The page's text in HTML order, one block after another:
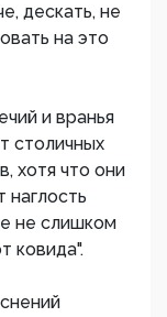
дескать, не
на это
и вранья
столичных
хотя что они
наглость
не слишком
ковида".